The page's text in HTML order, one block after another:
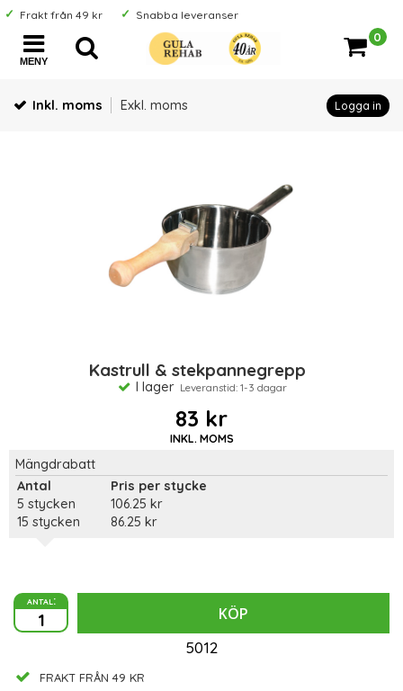
Frakt från 49 kr Snabba leveranser
MENY
0
Inkl. moms Exkl. moms Logga in
Kastrull & stekpannegrepp
I lager Leveranstid: 1-3 dagar
83 kr
INKL. MOMS
Mängdrabatt
Antal
Pris per stycke
5 stycken
106.25 kr
15 stycken
86.25 kr
antal:
KÖP
5012
FRAKT FRÅN 49 KR